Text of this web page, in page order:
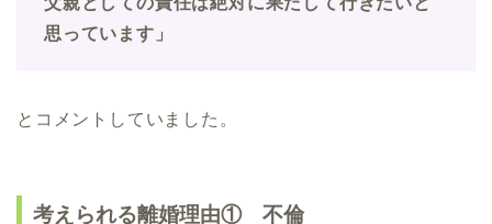
思っています」
とコメントしていました。
考えられる離婚理由① 不倫